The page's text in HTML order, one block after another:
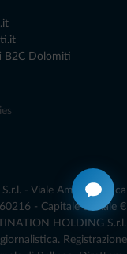
B2C Dolomiti
- Viale Amedeo Duca
- Capitale Sociale €
HOLDING S.r.l.
Registrazione